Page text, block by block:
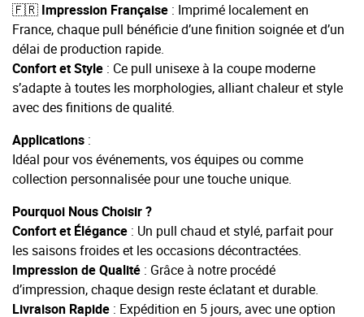
🇫🇷 Impression Française : Imprimé localement en
France, chaque pull bénéficie d’une finition soignée et d’un
délai de production rapide.
Confort et Style : Ce pull unisexe à la coupe moderne
s’adapte à toutes les morphologies, alliant chaleur et style
avec des finitions de qualité.
Applications :
Idéal pour vos événements, vos équipes ou comme
collection personnalisée pour une touche unique.
Pourquoi Nous Choisir ?
Confort et Élégance : Un pull chaud et stylé, parfait pour
les saisons froides et les occasions décontractées.
Impression de Qualité : Grâce à notre procédé
d’impression, chaque design reste éclatant et durable.
Livraison Rapide : Expédition en 5 jours, avec une option